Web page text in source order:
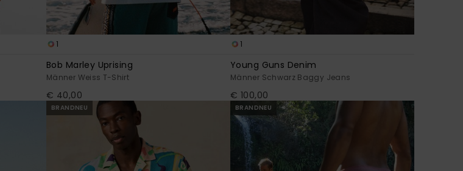
1
Bob Marley Uprising
Männer Weiss T-Shirt
€ 40,00
1
Young Guns Denim
Männer Schwarz Baggy Jeans
€ 100,00
BRANDNEU BRANDNEU